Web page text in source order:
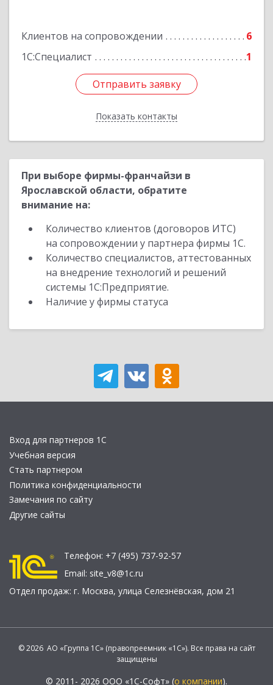
Клиентов на сопровождении
6
1С:Специалист
1
Отправить заявку
Показать контакты
Отправить заявку
Назад
При выборе фирмы-франчайзи в
Ярославской области, обратите
внимание на:
Количество клиентов (договоров ИТС)
на сопровождении у партнера фирмы 1С.
Количество специалистов, аттестованных
на внедрение технологий и решений
системы 1С:Предприятие.
Наличие у фирмы статуса
Вход для партнеров 1С
Учебная версия
Стать партнером
Политика конфиденциальности
Замечания по сайту
Другие сайты
Телефон: +7 (495) 737-92-57
Email: site_v8@1c.ru
Отдел продаж: г. Москва, улица Селезнёвская, дом 21
© 2026 АО «Группа 1С» (правопреемник «1С»). Все права на сайт
защищены
© 2011- 2026 ООО «1С-Софт» (о компании).